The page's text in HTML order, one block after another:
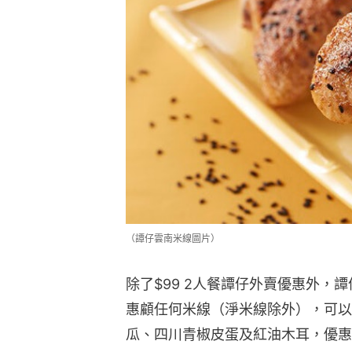
（譚仔雲南米線圖片）
除了$99 2人餐譚仔外賣優惠外，
惠顧任何米線（淨米線除外），可
瓜、四川青椒皮蛋及紅油木耳，優
用$15就可以加夠三份！